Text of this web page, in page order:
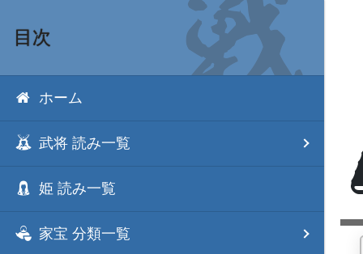
目次
ホーム
武将 読み一覧
姫 読み一覧
家宝 分類一覧